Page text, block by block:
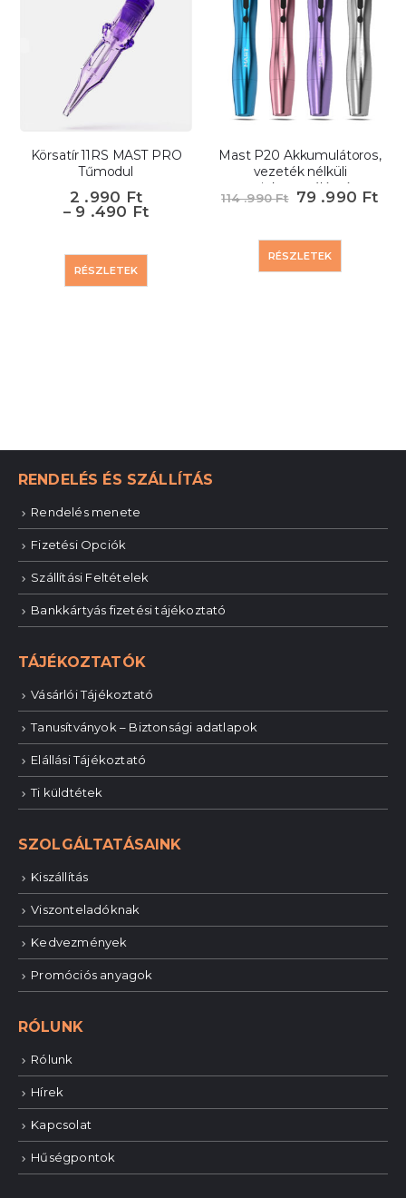
Körsatír 11RS MAST PRO
Tűmodul
2 .990 Ft
– 9 .490 Ft
RÉSZLETEK
Mast P20 Akkumulátoros,
vezeték nélküli
sminktetováló gép
114 .990Ft 79 .990 Ft
RÉSZLETEK
RENDELÉS ÉS SZÁLLÍTÁS
Rendelés menete
Fizetési Opciók
Szállítási Feltételek
Bankkártyás fizetési tájékoztató
TÁJÉKOZTATÓK
Vásárlói Tájékoztató
Tanusítványok – Biztonsági adatlapok
Elállási Tájékoztató
Ti küldtétek
SZOLGÁLTATÁSAINK
Kiszállítás
Viszonteladóknak
Kedvezmények
Promóciós anyagok
RÓLUNK
Rólunk
Hírek
Kapcsolat
Hűségpontok